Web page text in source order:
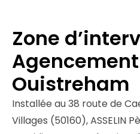
Zone
Ouistreham
Installée au 38 route de
Villages (50160), ASSELIN